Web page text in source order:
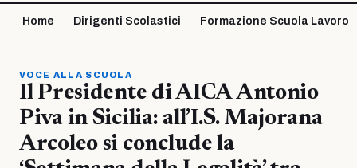
Home Dirigenti Scolastici Formazione Scuola Lavoro
VOCE ALLA SCUOLA
Il Presidente di AICA Antonio
Piva in Sicilia: all’I.S. Majorana
Arcoleo si conclude la